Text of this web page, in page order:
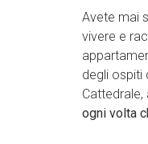
Avete mai
vivere e
degli ospiti
ogni volta